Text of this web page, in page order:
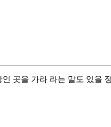
곳을 가라 라는 말도 있을